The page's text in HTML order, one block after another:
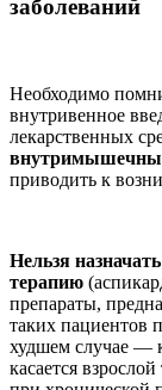
заболеваний
Необходимо
внутривенное
лекарственных
приводить к
Нельзя
терапию
препараты,
таких пациентов
худшем случае —
касается